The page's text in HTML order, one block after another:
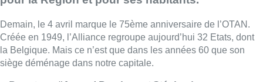
Lire aussi :
Mémorial Van Damme: “From Ivo to
Mondo”, une exposition sur Ivo